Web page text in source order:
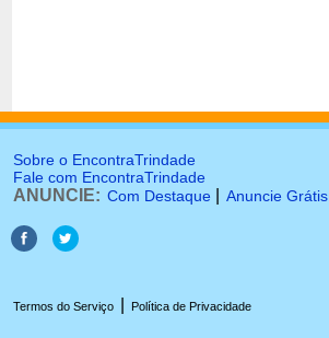
Sobre o EncontraTrindade
Fale com EncontraTrindade
ANUNCIE: Com Destaque Anuncie Grátis
Termos do Serviço Política de Privacidade